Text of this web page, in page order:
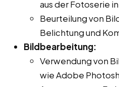
aus der Fotoserie
Beurteilung von
Belichtung und
Bildbearbeitung:
Verwendung von
wie Adobe